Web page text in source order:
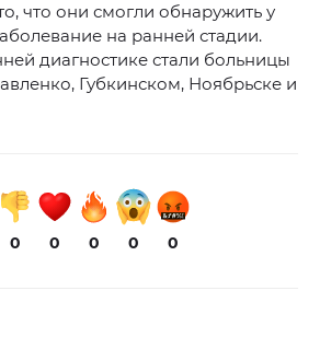
что они смогли обнаружить у
на ранней стадии.
диагностике стали больницы
Губкинском, Ноябрьске и
0 0 0 0 0